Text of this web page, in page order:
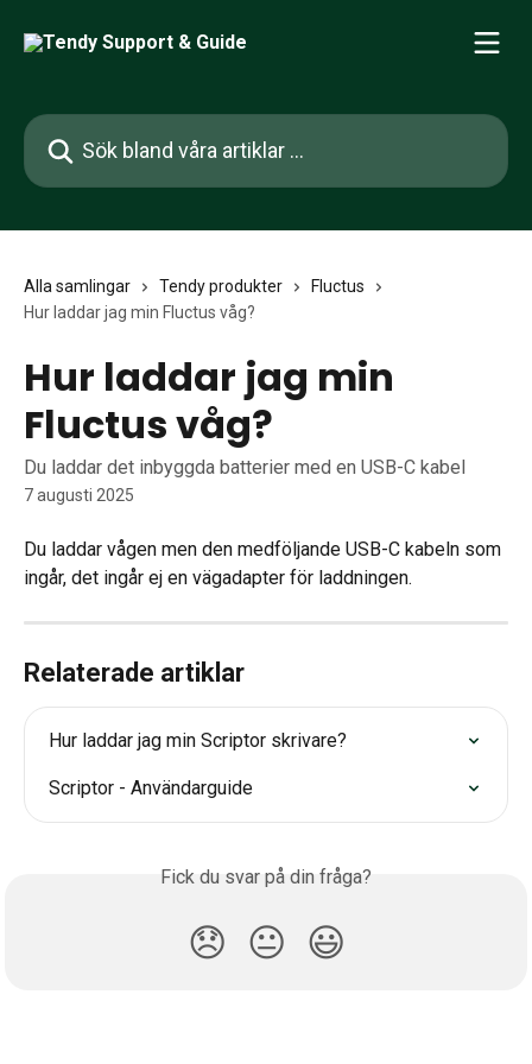
Sök bland våra artiklar …
Alla samlingar Tendy produkter
Fluctus
Hur laddar jag min Fluctus våg?
Hur laddar jag min
Fluctus våg?
Du laddar det inbyggda batterier med en USB-C kabel
7 augusti 2025
Du laddar vågen men den medföljande USB-C kabeln som
ingår, det ingår ej en vägadapter för laddningen.
Relaterade artiklar
Hur laddar jag min Scriptor skrivare?
Scriptor - Användarguide
Fick du svar på din fråga?
😞 😐 😃